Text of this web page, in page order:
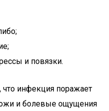
и повязки.
что инфекция поражает
и болевые ощущения